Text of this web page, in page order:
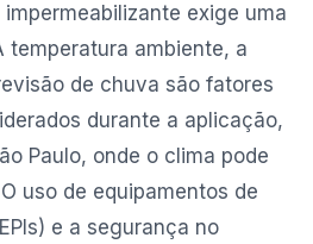
exige uma
ambiente, a
de chuva são fatores
durante a aplicação,
Paulo, onde o clima pode
uso de equipamentos de
e a segurança no